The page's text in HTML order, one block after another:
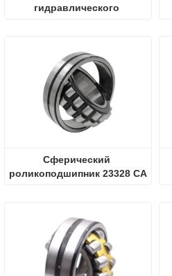
гидравлического
Сферический
роликоподшипник 23328 CA